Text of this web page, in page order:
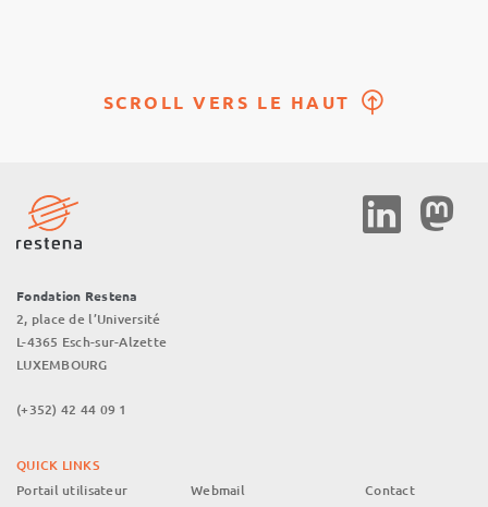
SCROLL VERS LE HAUT
Fondation Restena
2, place de l’Université
L-4365 Esch-sur-Alzette
LUXEMBOURG
(+352) 42 44 09 1
Social
Media
QUICK LINKS
Portail utilisateur
Webmail Contact